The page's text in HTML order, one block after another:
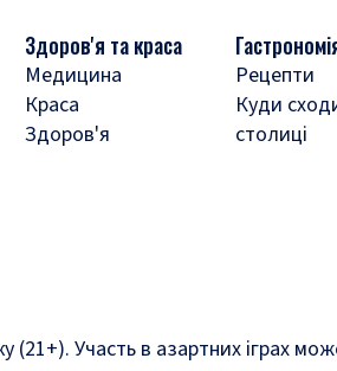
Здоров'я та краса
Медицина
Краса
Здоров'я
Рецепти
Куди
столиці
Участь в азартних іграх